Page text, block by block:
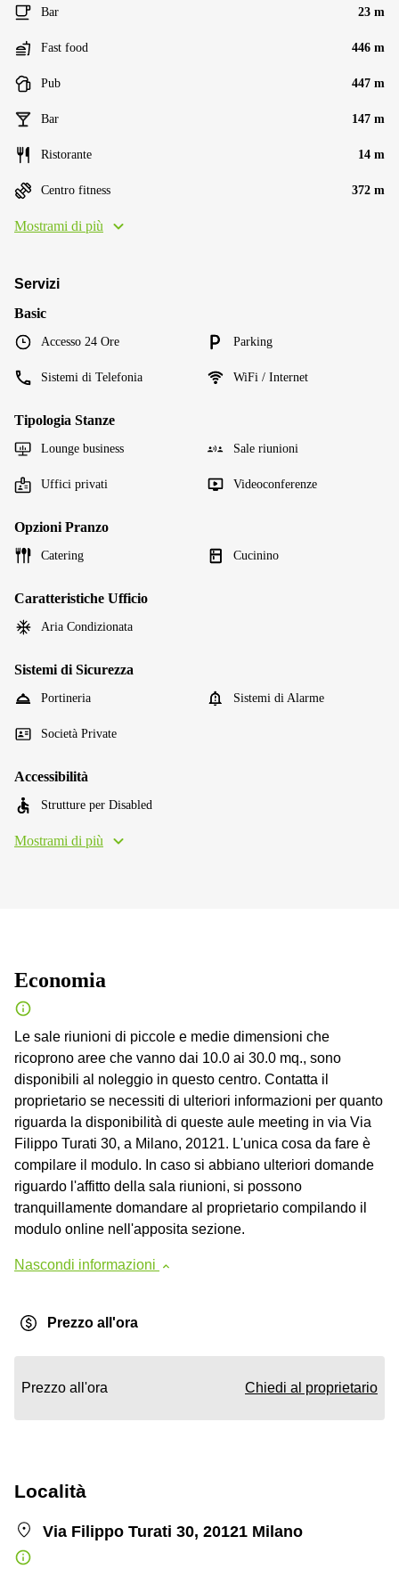
Bar 23 m
Fast food 446 m
Pub 447 m
Bar 147 m
Ristorante 14 m
Centro fitness 372 m
Mostrami di più
Servizi
Basic
Accesso 24 Ore Parking
Sistemi di Telefonia WiFi / Internet
Tipologia Stanze
Lounge business Sale riunioni
Uffici privati Videoconferenze
Opzioni Pranzo
Catering Cucinino
Caratteristiche Ufficio
Aria Condizionata
Sistemi di Sicurezza
Portineria Sistemi di Alarme
Società Private
Accessibilità
Strutture per Disabled
Mostrami di più
Economia
Le sale riunioni di piccole e medie dimensioni che
ricoprono aree che vanno dai 10.0 ai 30.0 mq., sono
disponibili al noleggio in questo centro. Contatta il
proprietario se necessiti di ulteriori informazioni per quanto
riguarda la disponibilità di queste aule meeting in via Via
Filippo Turati 30, a Milano, 20121. L'unica cosa da fare è
compilare il modulo. In caso si abbiano ulteriori domande
riguardo l'affitto della sala riunioni, si possono
tranquillamente domandare al proprietario compilando il
modulo online nell'apposita sezione.
Nascondi informazioni
Prezzo all'ora
Prezzo all'ora Chiedi al proprietario
Località
Via Filippo Turati 30, 20121 Milano